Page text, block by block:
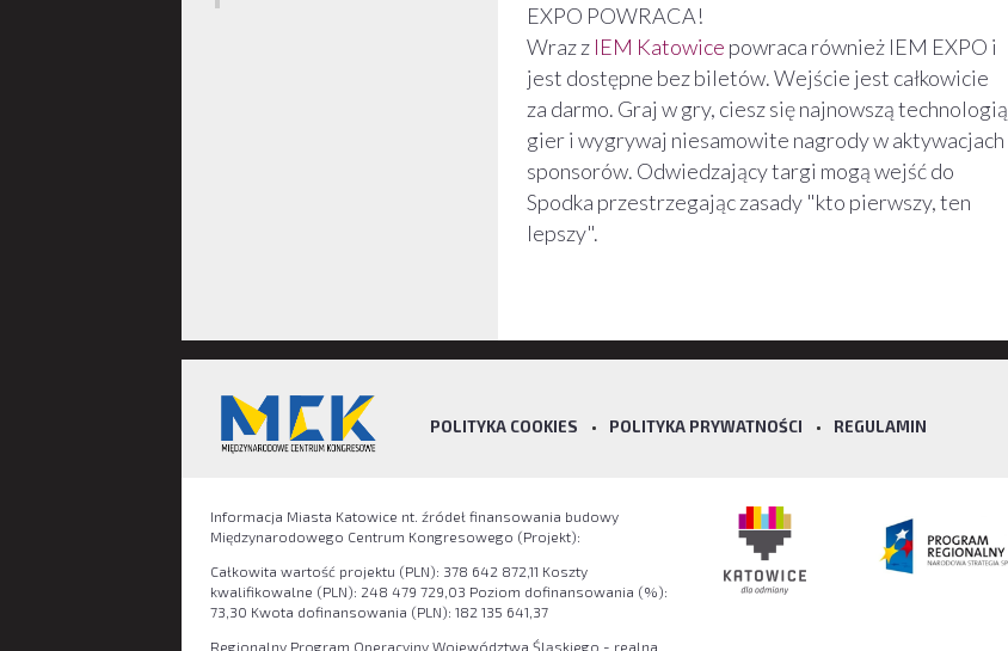
EXPO POWRACA!
Wraz z IEM Katowice powraca również IEM EXPO i
jest dostępne bez biletów. Wejście jest całkowicie
za darmo. Graj w gry, ciesz się najnowszą technologią
gier i wygrywaj niesamowite nagrody w aktywacjach
sponsorów. Odwiedzający targi mogą wejść do
Spodka przestrzegając zasady "kto pierwszy, ten
lepszy".
POLITYKA COOKIES • POLITYKA PRYWATNOŚCI • REGULAMIN
Informacja Miasta Katowice nt. źródeł finansowania budowy
Międzynarodowego Centrum Kongresowego (Projekt):
Całkowita wartość projektu (PLN): 378 642 872,11 Koszty
kwalifikowalne (PLN): 248 479 729,03 Poziom dofinansowania (%):
73,30 Kwota dofinansowania (PLN): 182 135 641,37
Regionalny Program Operacyjny Województwa Śląskiego - realna